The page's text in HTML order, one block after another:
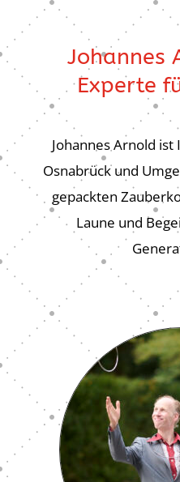
Johannes
Experte
Johannes Arnold
Osnabrück und
gepackten
Laune und